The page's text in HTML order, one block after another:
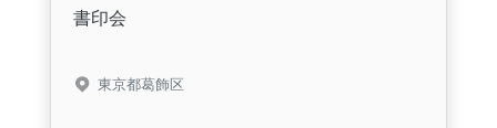
書印会
東京都葛飾区